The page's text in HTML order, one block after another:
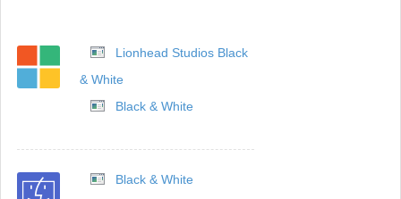
Lionhead Studios Black
& White
Black & White
Black & White